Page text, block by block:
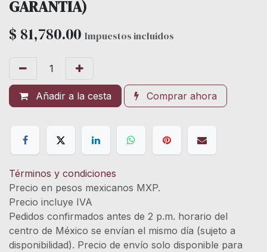
GARANTIA)
$ 81,780.00 Impuestos incluidos
Añadir a la cesta Comprar ahora
Términos y condiciones
Precio en pesos mexicanos MXP.
Precio incluye IVA
Pedidos confirmados antes de 2 p.m. horario del
centro de México se envían el mismo día (sujeto a
disponibilidad). Precio de envío solo disponible para